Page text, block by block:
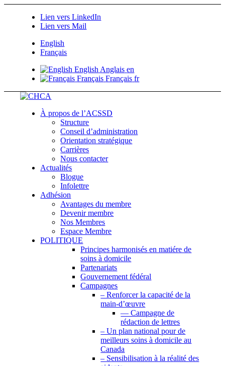
Lien vers LinkedIn
Lien vers Mail
English
Français
English Anglais en
Français Français fr
À propos de l’ACSSD
Structure
Conseil d’administration
Orientation stratégique
Carrières
Nous contacter
Actualités
Blogue
Infolettre
Adhésion
Avantages du membre
Devenir membre
Nos Membres
Espace Membre
POLITIQUE
Principes harmonisés en matiére de
soins à domicile
Partenariats
Gouvernement fédéral
Campagnes
– Renforcer la capacité de la
main-d’œuvre
— Campagne de
rédaction de lettres
– Un plan national pour de
meilleurs soins à domicile au
Canada
– Sensibilisation à la réalité des